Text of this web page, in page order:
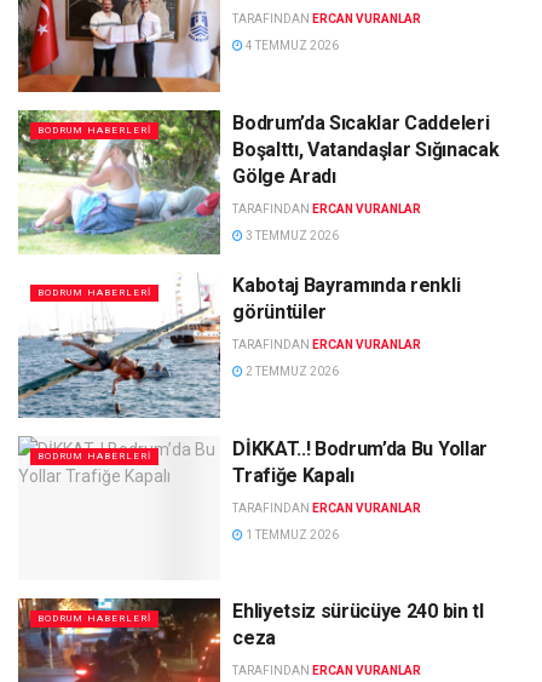
TARAFINDAN ERCAN VURANLAR
4 TEMMUZ 2026
BODRUM HABERLERI
Bodrum’da Sıcaklar Caddeleri
Boşalttı, Vatandaşlar Sığınacak
Gölge Aradı
TARAFINDAN ERCAN VURANLAR
3 TEMMUZ 2026
BODRUM HABERLERI
Kabotaj Bayramında renkli
görüntüler
TARAFINDAN ERCAN VURANLAR
2 TEMMUZ 2026
BODRUM HABERLERI
DİKKAT..! Bodrum’da Bu Yollar
Trafiğe Kapalı
TARAFINDAN ERCAN VURANLAR
1 TEMMUZ 2026
BODRUM HABERLERI
Ehliyetsiz sürücüye 240 bin tl
ceza
TARAFINDAN ERCAN VURANLAR